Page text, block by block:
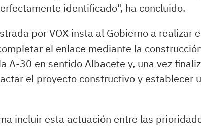
identificado", ha concluido.
por VOX insta al Gobierno a realizar
el enlace mediante la
A-30 en sentido Albacete y, una vez
el proyecto constructivo y establecer
incluir esta actuación entre las